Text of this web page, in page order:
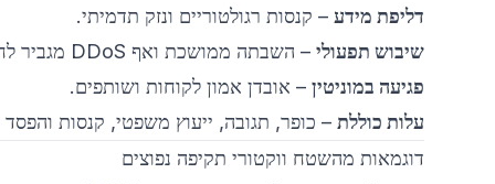
דליפת מידע – קנסות רגולטוריים ונזק תדמיתי.
שיבוש תפעולי – השבתה ממושכת ואף DDoS מגביר לחץ.
פגיעה במוניטין – אובדן אמון לקוחות ושותפים.
עלות כוללת – כופר, תגובה, ייעוץ משפטי, קנסות
דוגמאות מהשטח ווקטורי תקיפה נפוצים